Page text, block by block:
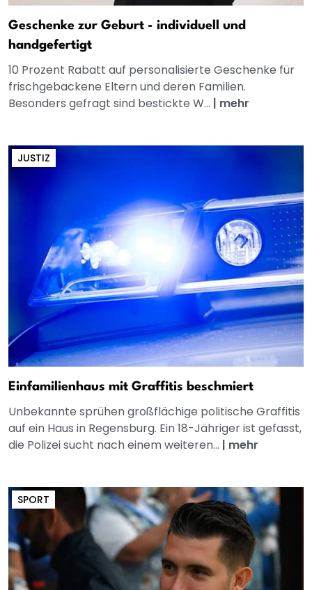
Geschenke zur Geburt - individuell und
handgefertigt
10 Prozent Rabatt auf personalisierte Geschenke für
frischgebackene Eltern und deren Familien.
Besonders gefragt sind bestickte W... | mehr
JUSTIZ
Einfamilienhaus mit Graffitis beschmiert
Unbekannte sprühen großflächige politische Graffitis
auf ein Haus in Regensburg. Ein 18-Jähriger ist gefasst,
die Polizei sucht nach einem weiteren... | mehr
SPORT